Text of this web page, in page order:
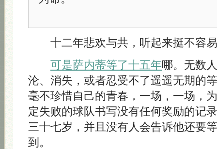
十二年悲欢与共，听起来挺不容易
可是萨内蒂等了十五年哪。无数
沦、消失，或者忍受不了遥遥无期的
毫不珍惜自己的青春，一场，一场，
定失败的球队书写没有任何奖励的记
三十七岁，并且没有人会告诉他还要
到。